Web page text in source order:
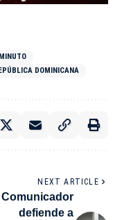
DOMINICANA
NEXT ARTICLE
Comunicador
defiende a